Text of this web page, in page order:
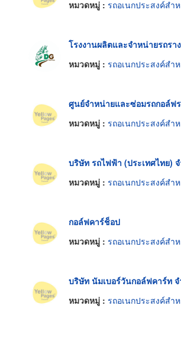
หมวดหมู่ : รถอเนกประสงค์สำ
โรงงานผลิตและจำหน่ายรถรา
หมวดหมู่ : รถอเนกประสงค์สำ
ศูนย์จำหน่ายและซ่อมรถกอล์ฟ
หมวดหมู่ : รถอเนกประสงค์สำ
บริษัท รถไฟฟ้า (ประเทศไทย)
หมวดหมู่ : รถอเนกประสงค์สำ
กอล์ฟคาร์ช็อป
หมวดหมู่ : รถอเนกประสงค์สำ
บริษัท นัมเบอร์วันกอล์ฟคาร์ท
หมวดหมู่ : รถอเนกประสงค์สำ